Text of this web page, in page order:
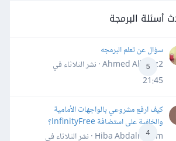
أسئلة البرمجة
5
سؤال عن تعلم البرمجه
Ahmed Alhafiz2 · نشر
الثلاثاء في
21:45
4
كيف ارفع مشروعي بالواجهات الأمامية
والخلفية على استضافة InfinityFree؟
Hiba Abdalrheem · نشر
الثلاثاء في